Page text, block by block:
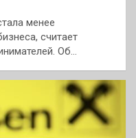
менее
считает
Об…